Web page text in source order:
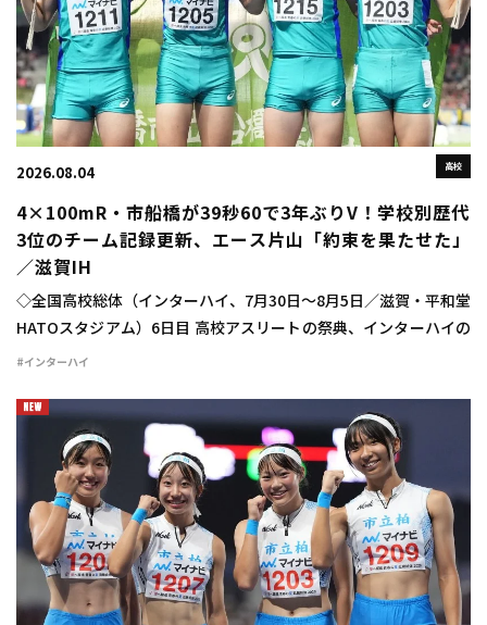
高校
2026.08.04
4×100mR・市船橋が39秒60で3年ぶりV！学校別歴代
3位のチーム記録更新、エース片山「約束を果たせた」
／滋賀IH
◇全国高校総体（インターハイ、7月30日～8月5日／滋賀・平和堂
HATOスタジアム）6日目 高校アスリートの祭典、インターハイの
6日目が行われ、男子4×100mリレーは市船橋（千葉）が高校歴代
#インターハイ